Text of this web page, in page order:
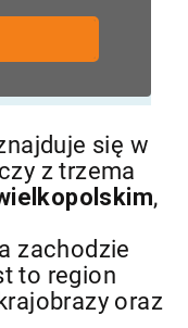
się w
z trzema
,
zachodzie
to region
oraz